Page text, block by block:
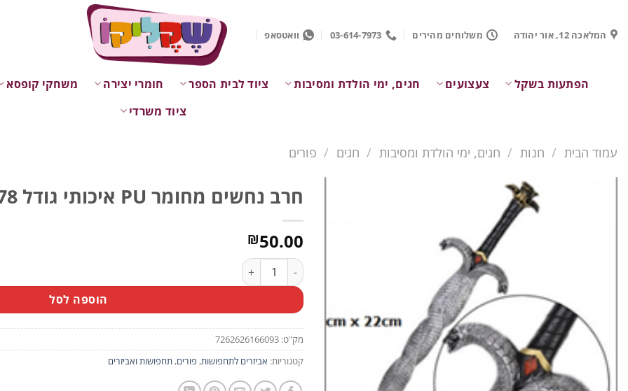
contentהמלאכה 12, אור יהודה משלוחים מהירים 03-614-7973 וואטסאפ
הפתעות בשקל צעצועים חגים, ימי הולדת ומסיבות ציוד לבית הספר חומרי יצירה משחקי קופסא
ציוד משרדי
עמוד הבית / חנות / חגים, ימי הולדת ומסיבות / חגים / פורים
חרב נחשים מחומר PU איכותי גודל 78 ס"מ
₪50.00
כמות של חרב נחשים מחומר PU איכותי גודל 78 ס"מ
הוספה לסל
מק"ט: 7262626166093
קטגוריות: אביזרים לתחפושות, פורים, תחפושות ואביזרים